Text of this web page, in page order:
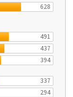
628
491
437
394
337
294